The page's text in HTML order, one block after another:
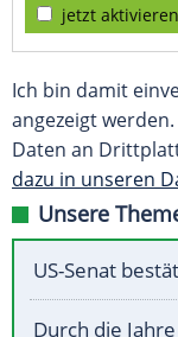
jetzt aktivieren
Ich bin damit
angezeigt
Daten an
dazu in unseren
Unsere
US-Senat
Durch die